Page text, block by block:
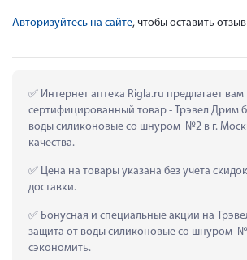
Авторизуйтесь на сайте, чтобы оставить отзыв
Интернет аптека Rigla.ru предлагает вам
сертифицированный товар - Трэвел Дрим
воды силиконовые со шнуром  №2 в г.
качества.
Цена на товары указана без учета
доставки.
Бонусная и специальные акции на
защита от воды силиконовые со шнуром
сэкономить.